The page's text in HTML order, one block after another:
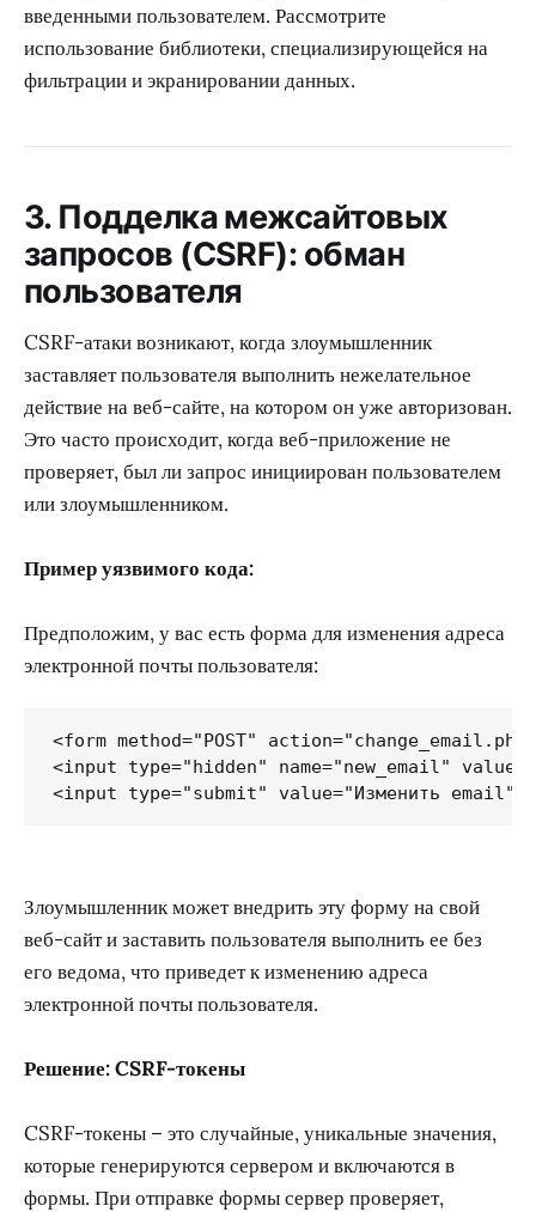
введенными пользователем. Рассмотрите
использование библиотеки, специализирующейся на
фильтрации и экранировании данных.
3. Подделка межсайтовых
запросов (CSRF): обман
пользователя
CSRF-атаки возникают, когда злоумышленник
заставляет пользователя выполнить нежелательное
действие на веб-сайте, на котором он уже авторизован.
Это часто происходит, когда веб-приложение не
проверяет, был ли запрос инициирован пользователем
или злоумышленником.
Пример уязвимого кода:
Предположим, у вас есть форма для изменения адреса
электронной почты пользователя:
<form method="POST"
<input type="hidden" name="new_email"
Злоумышленник может внедрить эту форму на свой
веб-сайт и заставить пользователя выполнить ее без
его ведома, что приведет к изменению адреса
электронной почты пользователя.
Решение: CSRF-токены
CSRF-токены – это случайные, уникальные значения,
которые генерируются сервером и включаются в
формы. При отправке формы сервер проверяет,